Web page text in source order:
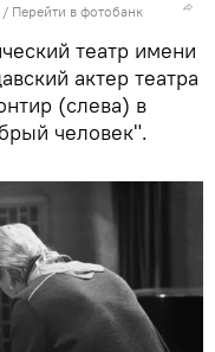
/ Перейти в фотобанк
театр имени
актер театра
(слева) в
человек".